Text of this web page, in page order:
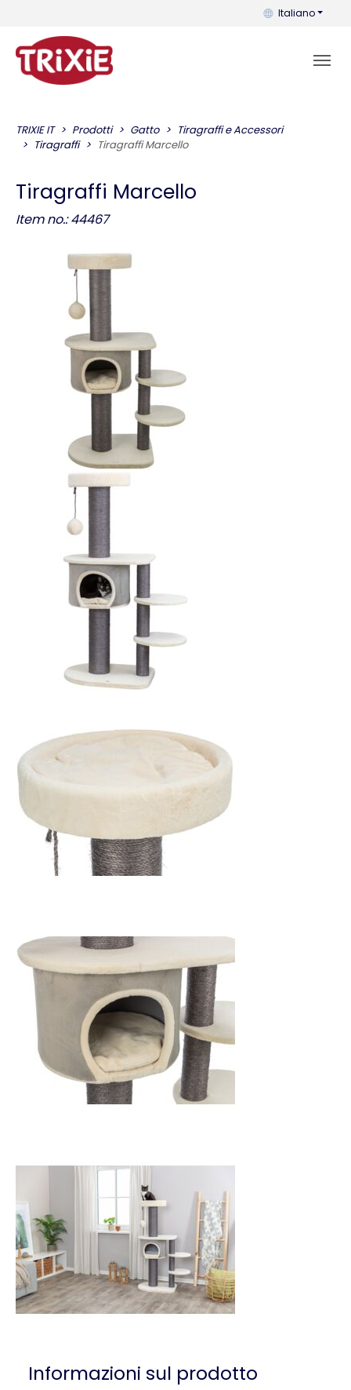
Puoi cambiare
Italiano
TRIXIE IT Prodotti Gatto
Tiragraffi e Accessori
Tiragraffi
Tiragraffi Marcello
Tiragraffi Marcello
Item no.: 44467
Informazioni sul prodotto